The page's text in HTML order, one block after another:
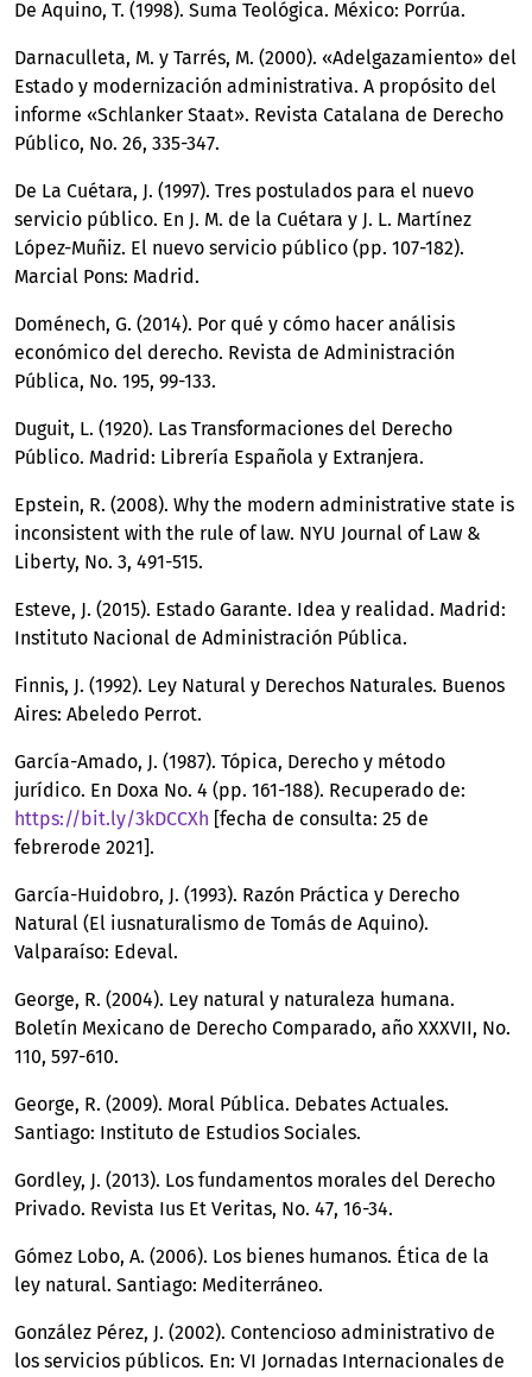
De Aquino, T. (1998). Suma Teológica. México: Porrúa.
Darnaculleta, M. y Tarrés, M. (2000). «Adelgazamiento» del
Estado y modernización administrativa. A propósito del
informe «Schlanker Staat». Revista Catalana de Derecho
Público, No. 26, 335-347.
De La Cuétara, J. (1997). Tres postulados para el nuevo
servicio público. En J. M. de la Cuétara y J. L. Martínez
López-Muñiz. El nuevo servicio público (pp. 107-182).
Marcial Pons: Madrid.
Doménech, G. (2014). Por qué y cómo hacer análisis
económico del derecho. Revista de Administración
Pública, No. 195, 99-133.
Duguit, L. (1920). Las Transformaciones del Derecho
Público. Madrid: Librería Española y Extranjera.
Epstein, R. (2008). Why the modern administrative state is
inconsistent with the rule of law. NYU Journal of Law &
Liberty, No. 3, 491-515.
Esteve, J. (2015). Estado Garante. Idea y realidad. Madrid:
Instituto Nacional de Administración Pública.
Finnis, J. (1992). Ley Natural y Derechos Naturales. Buenos
Aires: Abeledo Perrot.
García-Amado, J. (1987). Tópica, Derecho y método
jurídico. En Doxa No. 4 (pp. 161-188). Recuperado de:
https://bit.ly/3kDCCXh [fecha de consulta: 25 de
febrerode 2021].
García-Huidobro, J. (1993). Razón Práctica y Derecho
Natural (El iusnaturalismo de Tomás de Aquino).
Valparaíso: Edeval.
George, R. (2004). Ley natural y naturaleza humana.
Boletín Mexicano de Derecho Comparado, año XXXVII, No.
110, 597-610.
George, R. (2009). Moral Pública. Debates Actuales.
Santiago: Instituto de Estudios Sociales.
Gordley, J. (2013). Los fundamentos morales del Derecho
Privado. Revista Ius Et Veritas, No. 47, 16-34.
Gómez Lobo, A. (2006). Los bienes humanos. Ética de la
ley natural. Santiago: Mediterráneo.
González Pérez, J. (2002). Contencioso administrativo de
los servicios públicos. En: VI Jornadas Internacionales de